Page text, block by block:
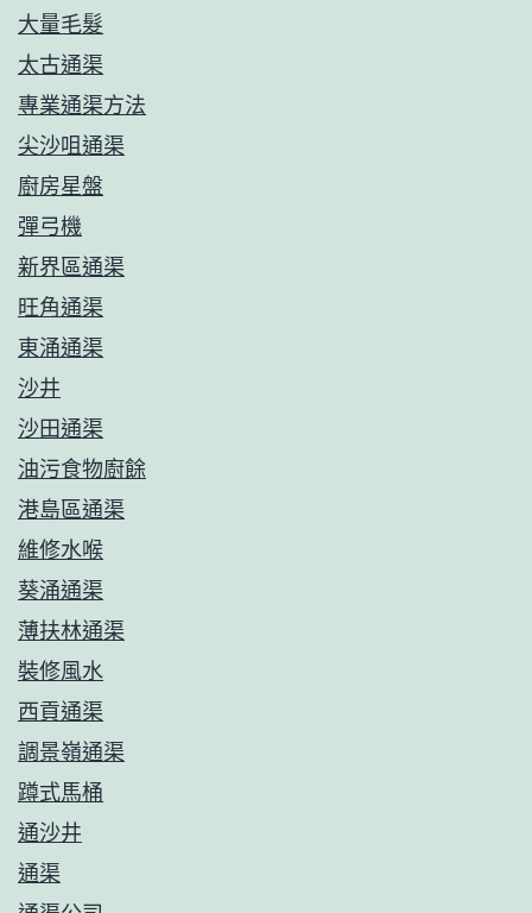
大量毛髮
太古通渠
專業通渠方法
尖沙咀通渠
廚房星盤
彈弓機
新界區通渠
旺角通渠
東涌通渠
沙井
沙田通渠
油污食物廚餘
港島區通渠
維修水喉
葵涌通渠
薄扶林通渠
裝修風水
西貢通渠
調景嶺通渠
蹲式馬桶
通沙井
通渠